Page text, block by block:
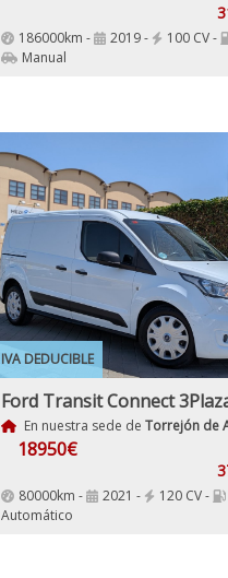
186000km - 2019 - 100 CV -
Manual
IVA DEDUCIBLE
En nuestra sede de Torrejón de
18950€
80000km - 2021 - 120 CV -
Automático